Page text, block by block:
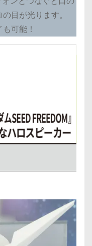
目が光ります。
可能！